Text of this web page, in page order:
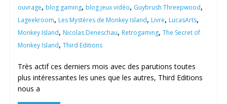
ouvrage, blog gaming, blog jeux vidéo, Guybrush Threepwood,
Lageekroom, Les Mystères de Monkey Island, Livre, LucasArts,
Monkey Island, Nicolas Deneschau, Retrogaming, The Secret of
Monkey Island, Third Editions
Très actif ces derniers mois avec des parutions toutes
plus intéressantes les unes que les autres, Third Editions
nous a